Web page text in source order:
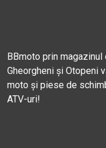
BBmoto prin
Gheorgheni și Otopeni
moto și piese de
ATV-uri!